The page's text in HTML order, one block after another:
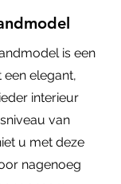
is een
elegant,
interieur
van
u met deze
nagenoeg